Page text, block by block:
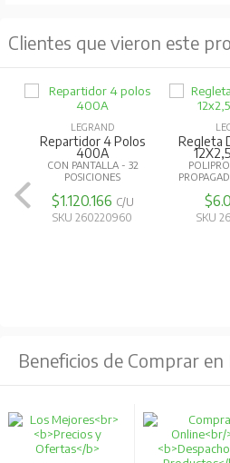
Clientes que vieron este
LEGRAND
Repartidor 4 Polos
400A
CON PANTALLA - 32
POSICIONES
$1.120.166 C/U
SKU 260220960
Regleta
SKU
Beneficios de Comprar en